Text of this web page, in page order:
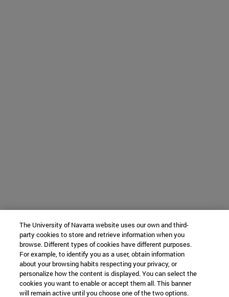
The University of Navarra website uses our own and third-
party cookies to store and retrieve information when you
browse. Different types of cookies have different purposes.
For example, to identify you as a user, obtain information
about your browsing habits respecting your privacy, or
personalize how the content is displayed. You can select the
cookies you want to enable or accept them all. This banner
will remain active until you choose one of the two options.